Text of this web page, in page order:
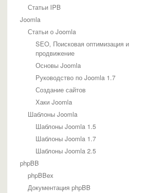
Установка и обслуживание phpBB
Стили Трушкина
WordPress
Документация Wordpress
Статьи Wordpress
Темы wordpress
IT и электроника
Дизайн
Кино
Общие
Спорт
Полезные статьи
HTML-верстка
MySQL
Продвижение сайтов
Язык JavaScript
Язык PHP
Статьи IPB
Joomla
Статьи о Joomla
SEO, Поисковая оптимизация и
продвижение
Основы Joomla
Руководство по Joomla 1.7
Создание сайтов
Хаки Joomla
Шаблоны Joomla
Шаблоны Joomla 1.5
Шаблоны Joomla 1.7
Шаблоны Joomla 2.5
phpBB
phpBBex
Документация phpBB